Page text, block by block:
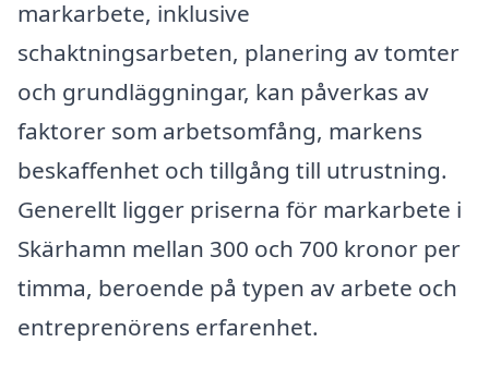
markarbete, inklusive
schaktningsarbeten, planering av tomter
och grundläggningar, kan påverkas av
faktorer som arbetsomfång, markens
beskaffenhet och tillgång till utrustning.
Generellt ligger priserna för markarbete i
Skärhamn mellan 300 och 700 kronor per
timma, beroende på typen av arbete och
entreprenörens erfarenhet.